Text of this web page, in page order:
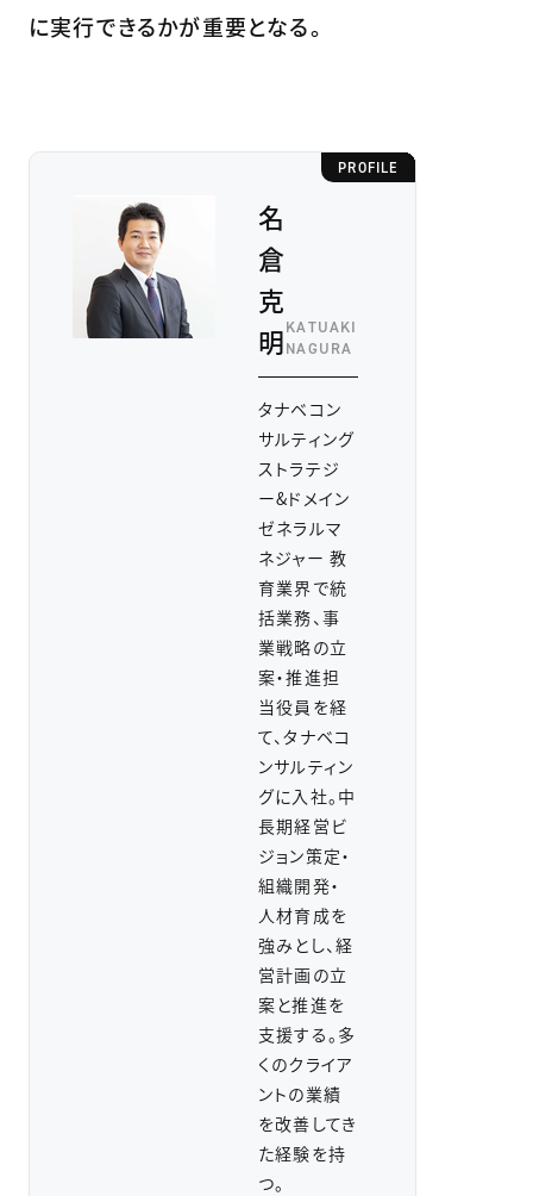
に実行できるかが重要となる。
PROFILE
名
倉
克
明KATUAKI
NAGURA
タナベコン
サルティング
ストラテジ
ー&ドメイン
ゼネラルマ
ネジャー 教
育業界で統
括業務、事
業戦略の立
案・推進担
当役員を経
て、タナベコ
ンサルティン
グに入社。中
長期経営ビ
ジョン策定・
組織開発・
人材育成を
強みとし、経
営計画の立
案と推進を
支援する。多
くのクライア
ントの業績
を改善してき
た経験を持
つ。